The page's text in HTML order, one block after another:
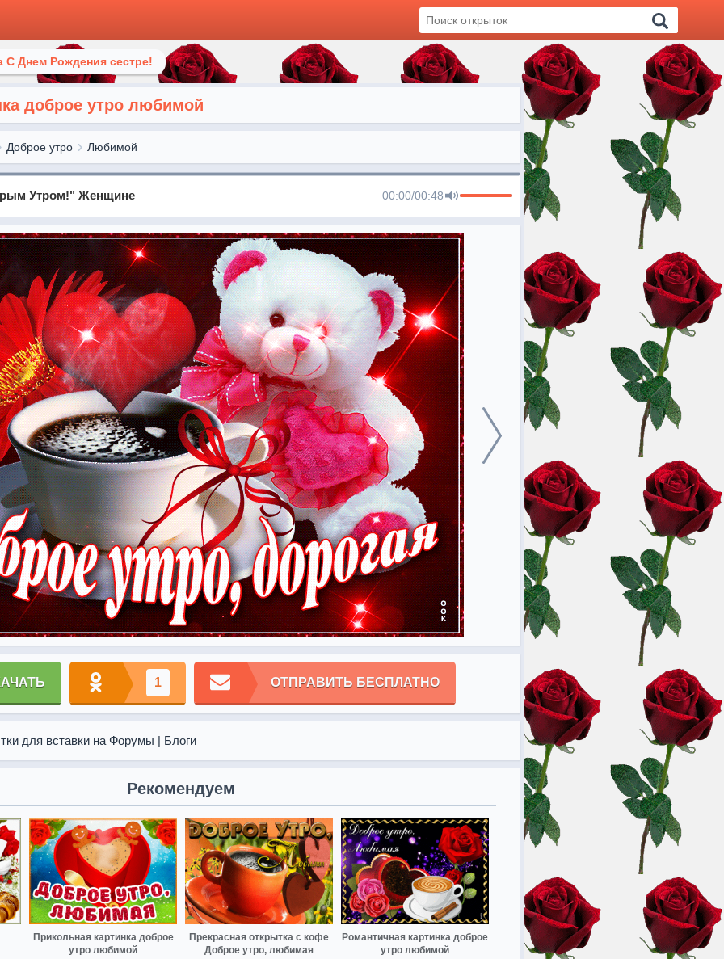
С Днем Рождения сестре!
доброе утро любимой
Доброе утро Любимой
Утром!" Женщине 00:00/00:48
1 ОТПРАВИТЬ БЕСПЛАТНО
для вставки на Форумы | Блоги
Рекомендуем
Прикольная картинка доброе
утро любимой
Прекрасная открытка с кофе
Доброе утро, любимая
Романтичная картинка доброе
утро любимой